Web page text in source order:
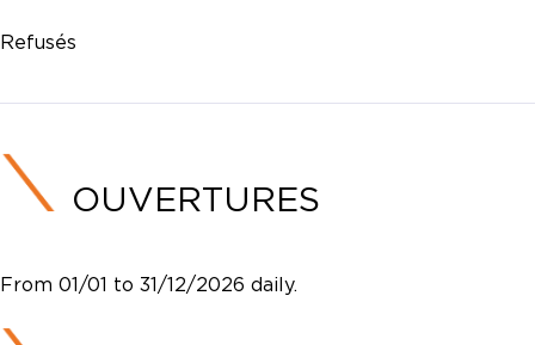
Refusés
OUVERTURES
From 01/01 to 31/12/2026 daily.